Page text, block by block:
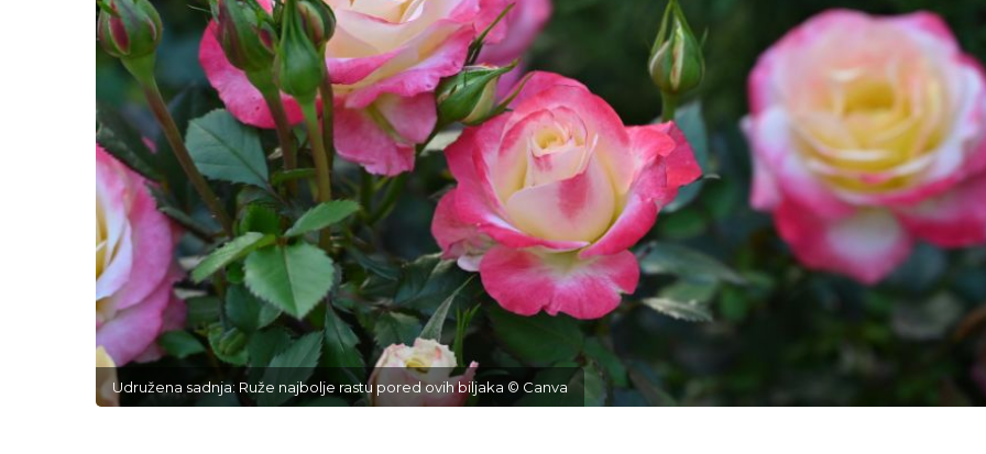
Udružena sadnja: Ruže najbolje rastu pored ovih biljaka © Canva